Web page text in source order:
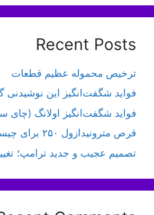
Recent Posts
ترخیص محموله عظیم قطعات
فواید شگفت‌انگیز این نوشیدنی
فواید شگفت‌انگیز اولانگ (چای
قرص مترونیدازول ۲۵۰ برای چیست؟
تصمیم عجیب و جدید ترامپ؛